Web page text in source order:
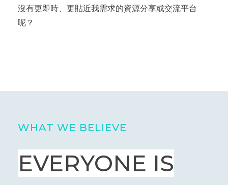
沒有更即時、更貼近我需求的資源分享或交流平台
呢？
WHAT WE BELIEVE
EVERYONE IS